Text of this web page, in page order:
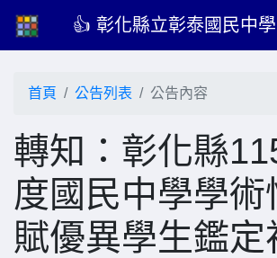
👍 彰化縣立彰泰國民中
首頁 公告列表 公告內容
轉知：彰化縣
度國民中學學術
賦優異學生鑑定